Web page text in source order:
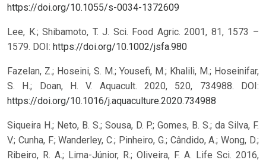
https://doi.org/10.1055/s-0034-1372609
Lee, K.; Shibamoto, T. J. Sci. Food Agric. 2001, 81, 1573 –
1579. DOI: https://doi.org/10.1002/jsfa.980
Fazelan, Z.; Hoseini, S. M.; Yousefi, M.; Khalili, M.; Hoseinifar,
S. H.; Doan, H. V. Aquacult. 2020, 520, 734988. DOI:
https://doi.org/10.1016/j.aquaculture.2020.734988
Siqueira H.; Neto, B. S.; Sousa, D. P.; Gomes, B. S.; da Silva, F.
V.; Cunha, F.; Wanderley, C.; Pinheiro, G.; Cândido, A.; Wong, D.;
Ribeiro, R. A.; Lima-Júnior, R.; Oliveira, F. A. Life Sci. 2016,